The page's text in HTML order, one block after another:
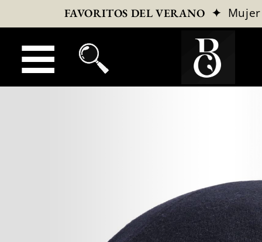
FAVORITOS DEL VERANO ✦ Mujer